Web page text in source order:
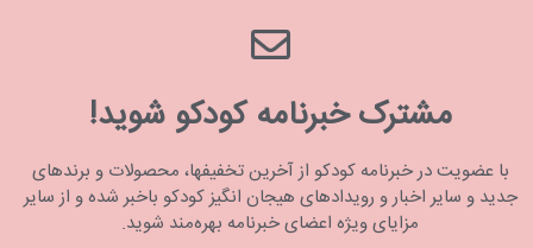
مشترک خبرنامه کودکو شوید!
با عضویت در خبرنامه کودکو از آخرین تخفیفها، محصولات و برندهای
جدید و سایر اخبار و رویدادهای هیجان انگیز کودکو باخبر شده و از سایر
مزایای ویژه اعضای خبرنامه بهره‌مند شوید.